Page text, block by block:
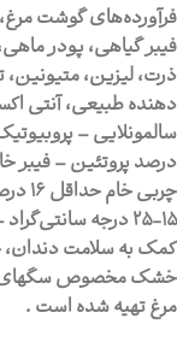
فرآورده‌های گوشت
فیبر گیاهی، پودر
ذرت، لیزین،
دهنده طبیعی، آنتی
کمک به سلامت
خشک مخصوص سگهای
مرغ تهیه شده است .